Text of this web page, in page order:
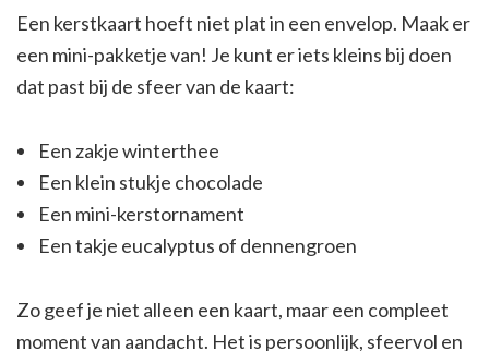
Een kerstkaart hoeft niet plat in een envelop. Maak er
een mini-pakketje van! Je kunt er iets kleins bij doen
dat past bij de sfeer van de kaart:
Een zakje winterthee
Een klein stukje chocolade
Een mini-kerstornament
Een takje eucalyptus of dennengroen
Zo geef je niet alleen een kaart, maar een compleet
moment van aandacht. Het is persoonlijk, sfeervol en